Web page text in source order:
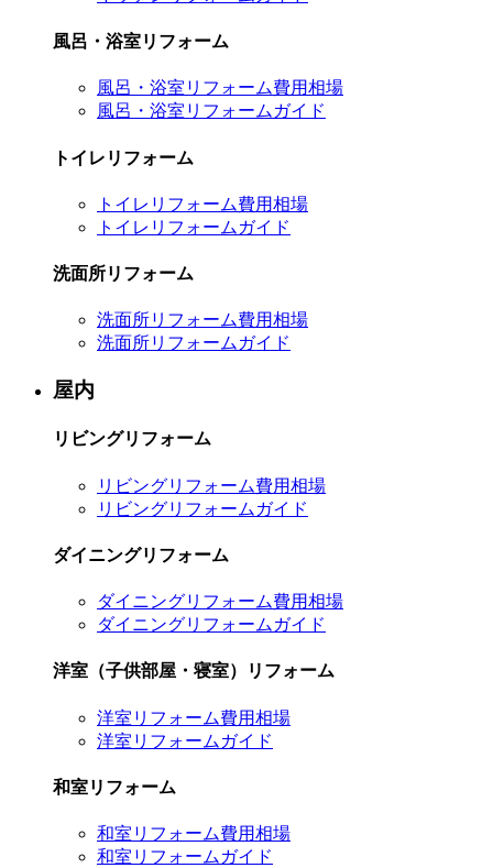
風呂・浴室リフォーム
風呂・浴室リフォーム費用相場
風呂・浴室リフォームガイド
トイレリフォーム
トイレリフォーム費用相場
トイレリフォームガイド
洗面所リフォーム
洗面所リフォーム費用相場
洗面所リフォームガイド
屋内
リビングリフォーム
リビングリフォーム費用相場
リビングリフォームガイド
ダイニングリフォーム
ダイニングリフォーム費用相場
ダイニングリフォームガイド
洋室（子供部屋・寝室）リフォーム
洋室リフォーム費用相場
洋室リフォームガイド
和室リフォーム
和室リフォーム費用相場
和室リフォームガイド